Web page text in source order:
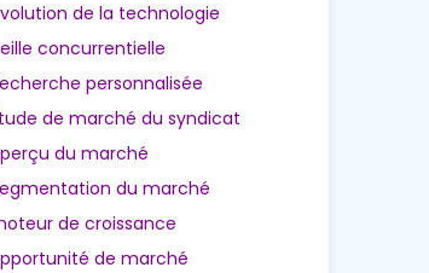
de la technologie
concurrentielle
personnalisée
de marché du syndicat
du marché
du marché
de croissance
de marché